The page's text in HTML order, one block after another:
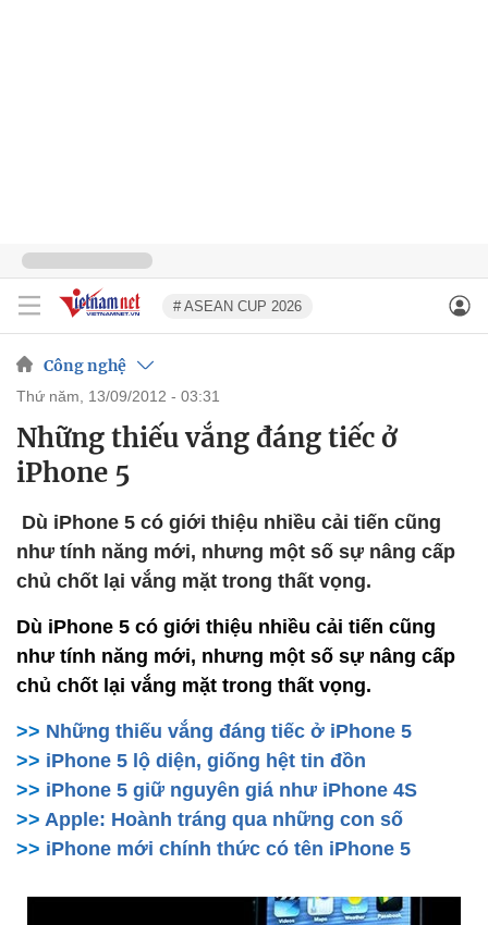
# ASEAN CUP 2026
Công nghệ
thứ năm, 13/09/2012 - 03:31
Những thiếu vắng đáng tiếc ở
iPhone 5
Dù iPhone 5 có giới thiệu nhiều cải tiến cũng
như tính năng mới, nhưng một số sự nâng cấp
chủ chốt lại vắng mặt trong thất vọng.
Dù iPhone 5 có giới thiệu nhiều cải tiến cũng
như tính năng mới, nhưng một số sự nâng cấp
chủ chốt lại vắng mặt trong thất vọng.
>> Những thiếu vắng đáng tiếc ở iPhone 5
>> iPhone 5 lộ diện, giống hệt tin đồn
>> iPhone 5 giữ nguyên giá như iPhone 4S
>> Apple: Hoành tráng qua những con số
>> iPhone mới chính thức có tên iPhone 5